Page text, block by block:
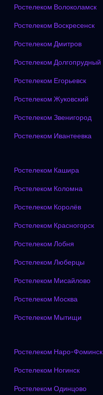
Ростелеком Волоколамск
Ростелеком Воскресенск
Ростелеком Дмитров
Ростелеком Долгопрудный
Ростелеком Егорьевск
Ростелеком Жуковский
Ростелеком Звенигород
Ростелеком Ивантеевка
Ростелеком Кашира
Ростелеком Коломна
Ростелеком Королёв
Ростелеком Красногорск
Ростелеком Лобня
Ростелеком Люберцы
Ростелеком Мисайлово
Ростелеком Москва
Ростелеком Мытищи
Ростелеком Наро-Фоминск
Ростелеком Ногинск
Ростелеком Одинцово